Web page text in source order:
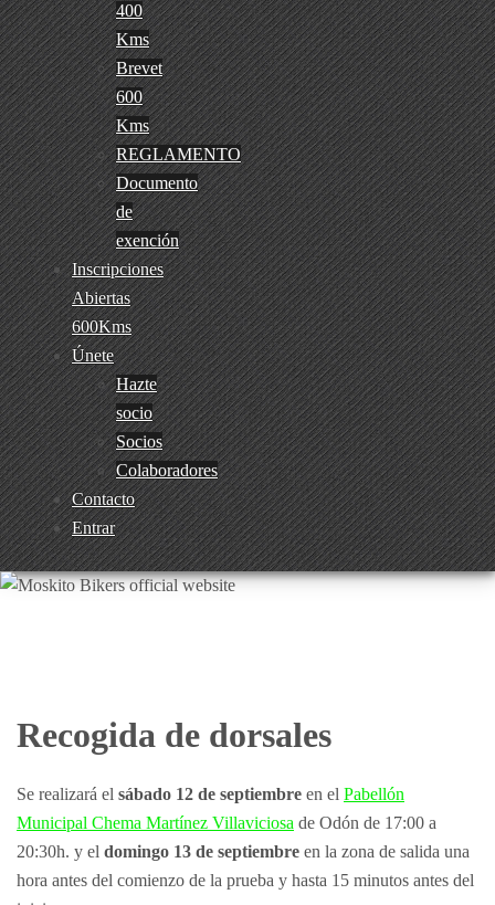
400
Kms
Brevet
600
Kms
REGLAMENTO
Documento
de
exención
Inscripciones
Abiertas
600Kms
Únete
Hazte
socio
Socios
Colaboradores
Contacto
Entrar
Recogida de dorsales
Se realizará el sábado 12 de septiembre en el Pabellón
Municipal Chema Martínez Villaviciosa de Odón de 17:00 a
20:30h. y el domingo 13 de septiembre en la zona de salida una
hora antes del comienzo de la prueba y hasta 15 minutos antes del